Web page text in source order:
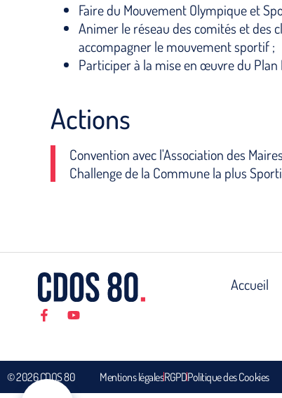
Faire du Mouvement Olympique et
Animer le réseau des comités et des
accompagner le mouvement sportif ;
Participer à la mise en œuvre du
Actions
Convention avec l'Association des
Challenge de la Commune la plus
Accueil
© 2026 CDOS 80 Mentions légalesRGPDPolitique des Cookies